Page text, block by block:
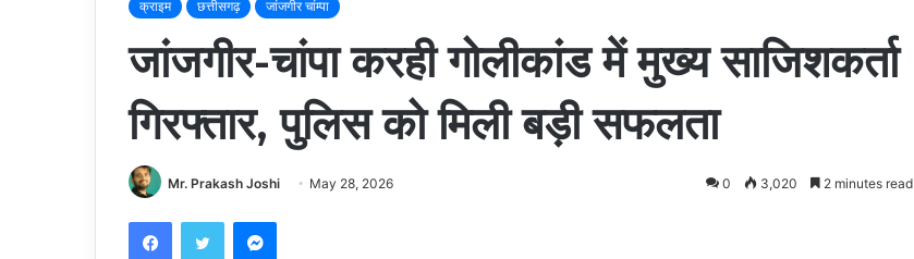
क्राइम छत्तीसगढ़ जांजगीर चांम्पा
जांजगीर-चांपा करही गोलीकांड में मुख्य साजिशकर्ता
गिरफ्तार, पुलिस को मिली बड़ी सफलता
Mr. Prakash Joshi May 28, 2026 0 3,020 2 minutes read
FacebookTwitter Messenger